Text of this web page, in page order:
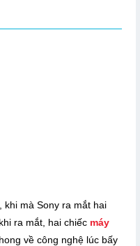
mà Sony ra mắt hai
ra mắt, hai chiếc máy
về công nghệ lúc bấy